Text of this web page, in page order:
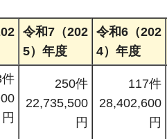
令和7（202
5）年度
令和6（202
4）年度
件
円
250件
22,735,500
円
117件
28,402,600
円